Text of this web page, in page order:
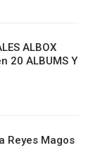
ALBOX
20 ALBUMS Y
Reyes Magos